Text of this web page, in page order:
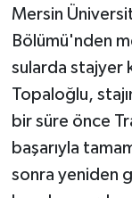
Mersin
Bölümü'nden
sularda stajyer
Topaloğlu,
bir süre önce
başarıyla
sonra yeniden